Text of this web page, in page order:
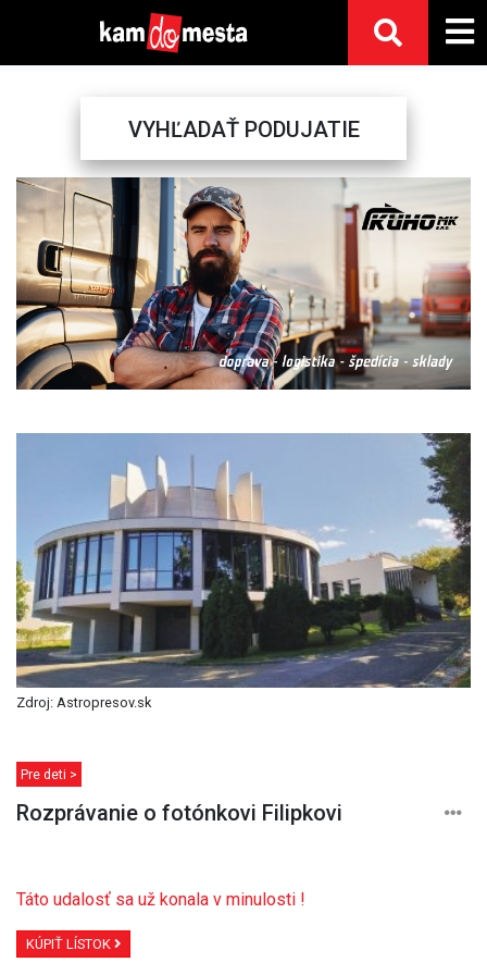
VYHĽADAŤ PODUJATIE
Previous Next
Zdroj: Astropresov.sk
Pre deti >
Rozprávanie o fotónkovi Filipkovi
Táto udalosť sa už konala v minulosti !
KÚPIŤ LÍSTOK